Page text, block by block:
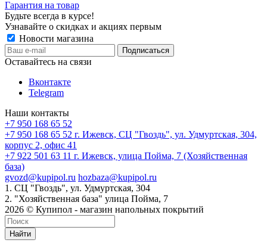
Гарантия на товар
Будьте всегда в курсе!
Узнавайте о скидках и акциях первым
Новости магазина
Оставайтесь на связи
Вконтакте
Telegram
Наши контакты
+7 950 168 65 52
+7 950 168 65 52 г. Ижевск, СЦ "Гвоздь", ул. Удмуртская, 304,
корпус 2, офис 41
+7 922 501 63 11 г. Ижевск, улица Пойма, 7 (Хозяйственная
база)
gvozd@kupipol.ru hozbaza@kupipol.ru
1. СЦ "Гвоздь", ул. Удмуртская, 304
2. "Хозяйственная база" улица Пойма, 7
2026 © Купипол - магазин напольных покрытий
Найти